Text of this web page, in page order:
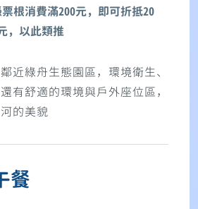
根消費滿200元，即可折抵20
，以此類推
近綠舟生態園區，環境衛生、
有舒適的環境與戶外座位區，
的美貌
餐